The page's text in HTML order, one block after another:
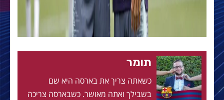
תומר
כשאתה צריך את בארסה היא שם
בשבילך ואתה מאושר. כשבארסה צריכה